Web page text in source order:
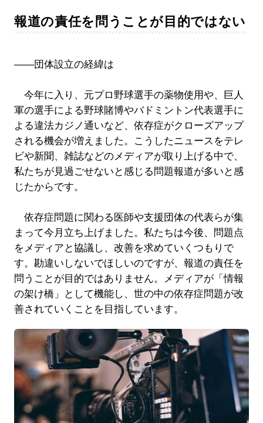
報道の責任を問うことが目的ではない
――団体設立の経緯は
今年に入り、元プロ野球選手の薬物使用や、巨人
軍の選手による野球賭博やバドミントン代表選手に
よる違法カジノ通いなど、依存症がクローズアップ
される機会が増えました。こうしたニュースをテレ
ビや新聞、雑誌などのメディアが取り上げる中で、
私たちが見過ごせないと感じる問題報道が多いと感
じたからです。
依存症問題に関わる医師や支援団体の代表らが集
まって今月立ち上げました。私たちは今後、問題点
をメディアと協議し、改善を求めていくつもりで
す。勘違いしないでほしいのですが、報道の責任を
問うことが目的ではありません。メディアが「情報
の架け橋」として機能し、世の中の依存症問題が改
善されていくことを目指しています。